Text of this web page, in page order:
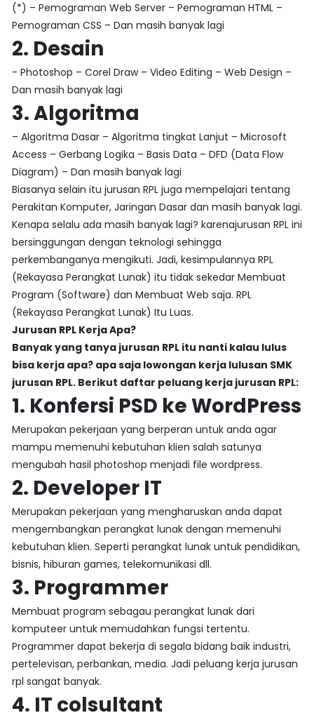
(*) – Pemograman Web Server – Pemograman HTML –
Pemograman CSS – Dan masih banyak lagi
2. Desain
- Photoshop – Corel Draw – Video Editing – Web Design –
Dan masih banyak lagi
3. Algoritma
– Algoritma Dasar – Algoritma tingkat Lanjut – Microsoft
Access – Gerbang Logika – Basis Data – DFD (Data Flow
Diagram) – Dan masih banyak lagi
Biasanya selain itu jurusan RPL juga mempelajari tentang
Perakitan Komputer, Jaringan Dasar dan masih banyak lagi.
Kenapa selalu ada masih banyak lagi? karenajurusan RPL ini
bersinggungan dengan teknologi sehingga
perkembanganya mengikuti. Jadi, kesimpulannya RPL
(Rekayasa Perangkat Lunak) itu tidak sekedar Membuat
Program (Software) dan Membuat Web saja. RPL
(Rekayasa Perangkat Lunak) Itu Luas.
Jurusan RPL Kerja Apa?
Banyak yang tanya jurusan RPL itu nanti kalau lulus
bisa kerja apa? apa saja lowongan kerja lulusan SMK
jurusan RPL. Berikut daftar peluang kerja jurusan RPL:
1. Konfersi PSD ke WordPress
Merupakan pekerjaan yang berperan untuk anda agar
mampu memenuhi kebutuhan klien salah satunya
mengubah hasil photoshop menjadi file wordpress.
2. Developer IT
Merupakan pekerjaan yang mengharuskan anda dapat
mengembangkan perangkat lunak dengan memenuhi
kebutuhan klien. Seperti perangkat lunak untuk pendidikan,
bisnis, hiburan games, telekomunikasi dll.
3. Programmer
Membuat program sebagau perangkat lunak dari
komputeer untuk memudahkan fungsi tertentu.
Programmer dapat bekerja di segala bidang baik industri,
pertelevisan, perbankan, media. Jadi peluang kerja jurusan
rpl sangat banyak.
4. IT colsultant